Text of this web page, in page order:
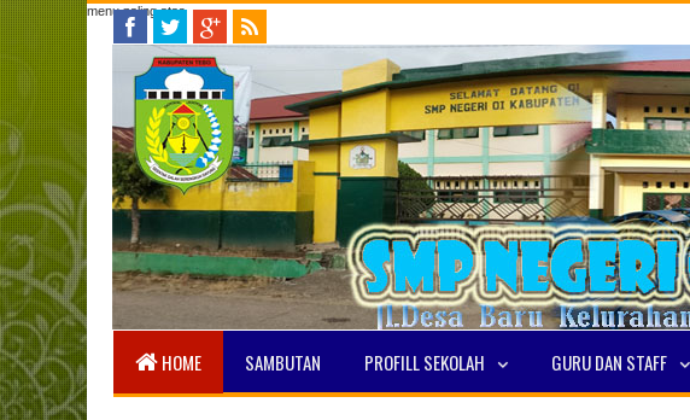
menu paling atas
HOME SAMBUTAN PROFILL SEKOLAH GURU DAN STAFF